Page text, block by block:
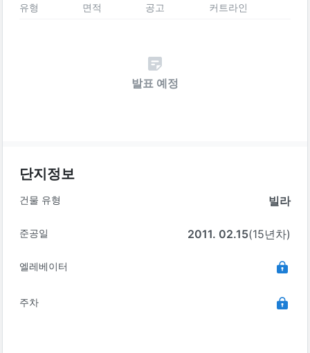
유형 면적 공고 커트라인
발표 예정
단지정보
건물 유형 빌라
준공일 2011. 02.15(15년차)
엘레베이터
주차